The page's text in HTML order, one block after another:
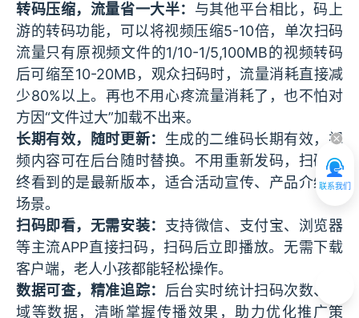
联系我们
转码压缩，流量省一大半： 与其他平台相比，码上
游的转码功能，可以将视频压缩5-10倍，单次扫码
流量只有原视频文件的1/10-1/5,100MB的视频转码
后可缩至10-20MB，观众扫码时，流量消耗直接减
少80%以上。再也不用心疼流量消耗了，也不怕对
方因“文件过大”加载不出来。
长期有效，随时更新： 生成的二维码长期有效，视
频内容可在后台随时替换。不用重新发码，扫码始
终看到的是最新版本，适合活动宣传、产品介绍等
场景。
扫码即看，无需安装： 支持微信、支付宝、浏览器
等主流APP直接扫码，扫码后立即播放。无需下载
客户端，老人小孩都能轻松操作。
数据可查，精准追踪： 后台实时统计扫码次数、地
域等数据，清晰掌握传播效果，助力优化推广策